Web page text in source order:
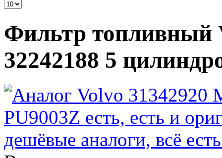
Фильтр топливный
32242188 5